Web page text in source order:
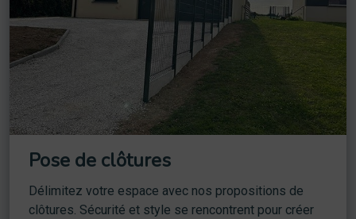
Pose de clôtures
Délimitez votre espace avec nos propositions de
clôtures. Sécurité et style se rencontrent pour créer